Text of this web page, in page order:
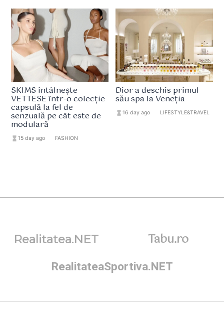
SKIMS întâlnește
VETTESE într-o colecție
capsulă la fel de
senzuală pe cât este de
modulară
hourglass_full15 day ago FASHION
Dior a deschis primul
său spa la Veneția
hourglass_full 16 day ago LIFESTYLE&TRAVEL
Realitatea.NET Tabu.ro
RealitateaSportiva.NET